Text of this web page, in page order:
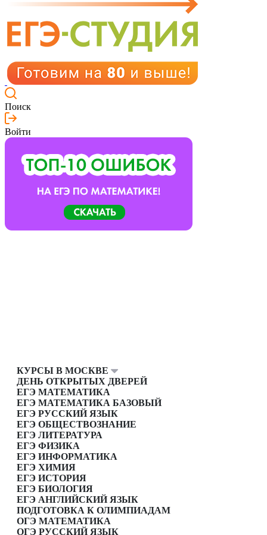
Поиск
Войти
КУРСЫ В МОСКВЕ
ДЕНЬ ОТКРЫТЫХ ДВЕРЕЙ
ЕГЭ МАТЕМАТИКА
ЕГЭ МАТЕМАТИКА БАЗОВЫЙ
ЕГЭ РУССКИЙ ЯЗЫК
ЕГЭ ОБЩЕСТВОЗНАНИЕ
ЕГЭ ЛИТЕРАТУРА
ЕГЭ ФИЗИКА
ЕГЭ ИНФОРМАТИКА
ЕГЭ ХИМИЯ
ЕГЭ ИСТОРИЯ
ЕГЭ БИОЛОГИЯ
ЕГЭ АНГЛИЙСКИЙ ЯЗЫК
ПОДГОТОВКА К ОЛИМПИАДАМ
ОГЭ МАТЕМАТИКА
ОГЭ РУССКИЙ ЯЗЫК